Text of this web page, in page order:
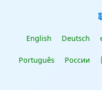
English Deutsch
Português России